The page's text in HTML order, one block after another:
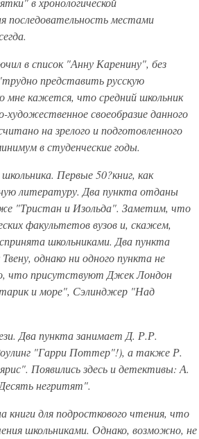
последовательность местами
в список "Анну Каренину", без
представить русскую
мне кажется, что средний школьник
художественное своеобразие данного
на зрелого и подготовленного
в студенческие годы.
Первые 50?книг, как
литературу. Два пункта отданы
"Тристан и Изольда". Заметим, что
факультетов вузов и, скажем,
школьниками. Два пункта
однако ни одного пункта не
что присутствуют Джек Лондон
и море", Сэлинджер "Над
Два пункта занимает Д. Р.Р.
"Гарри Поттер"!), а также Р.
Появились здесь и детективы: А.
негритят".
книги для подросткового чтения, что
школьниками. Однако, возможно, не